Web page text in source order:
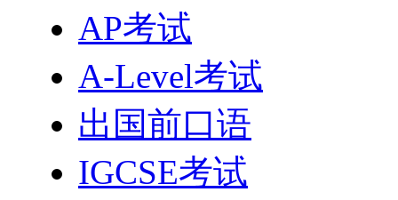
AP考试
A-Level考试
出国前口语
IGCSE考试